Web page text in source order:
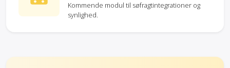
Kommende modul til søfragtintegrationer og
synlighed.